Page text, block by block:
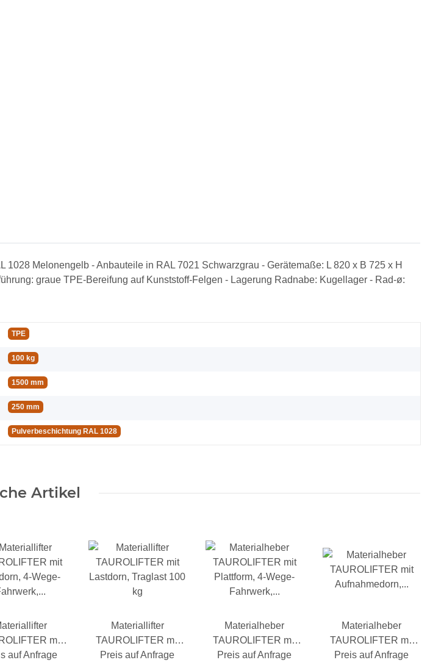
Melonengelb - Anbauteile in RAL 7021 Schwarzgrau - Gerätemaße: L 820 x B 725 x H
graue TPE-Bereifung auf Kunststoff-Felgen - Lagerung Radnabe: Kugellager - Rad-ø:
TPE
100 kg
1500 mm
250 mm
Pulverbeschichtung RAL 1028
Artikel
mit
4-Wege-
auf Anfrage
Materiallifter
TAUROLIFTER mit
Lastdorn, Traglast 100
Preis auf Anfrage
Materialheber
TAUROLIFTER mit
Plattform, 4-Wege-
Preis auf Anfrage
Materialheber
TAUROLIFTER mit
Aufnahmedorn, 4-
Preis auf Anfrage